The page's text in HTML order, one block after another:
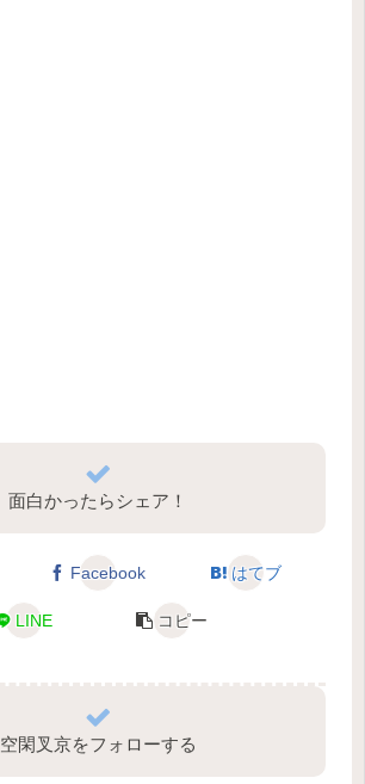
面白かったらシェア！
Facebook はてブ
LINE コピー
空閑叉京をフォローする